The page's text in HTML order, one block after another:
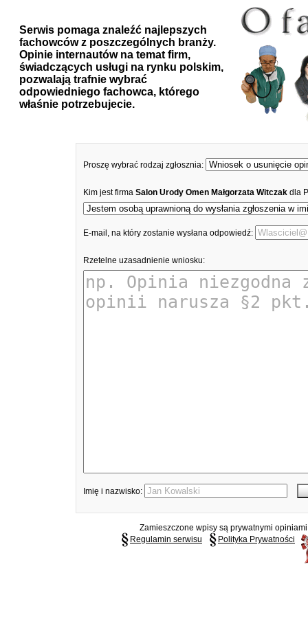
Serwis pomaga znaleźć najlepszych
fachowców z poszczególnych branży.
Opinie internautów na temat firm,
świadczących usługi na rynku polskim,
pozwalają trafnie wybrać
odpowiedniego fachowca, którego
właśnie potrzebujecie.
Proszę wybrać rodzaj zgłosznia:
Kim jest firma Salon Urody Omen Małgorzata Witczak dla
E-mail, na który zostanie wysłana odpowiedź:
Rzetelne uzasadnienie wniosku:
Imię i nazwisko:
Zamieszczone wpisy są prywatnymi
Regulamin serwisu
Polityka Prywatności